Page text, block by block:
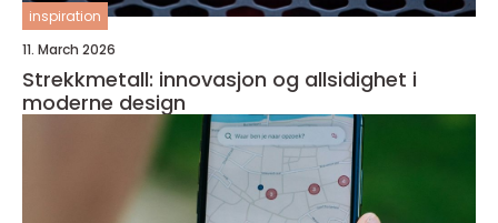
inspiration
11. March 2026
Strekkmetall: innovasjon og allsidighet i
moderne design